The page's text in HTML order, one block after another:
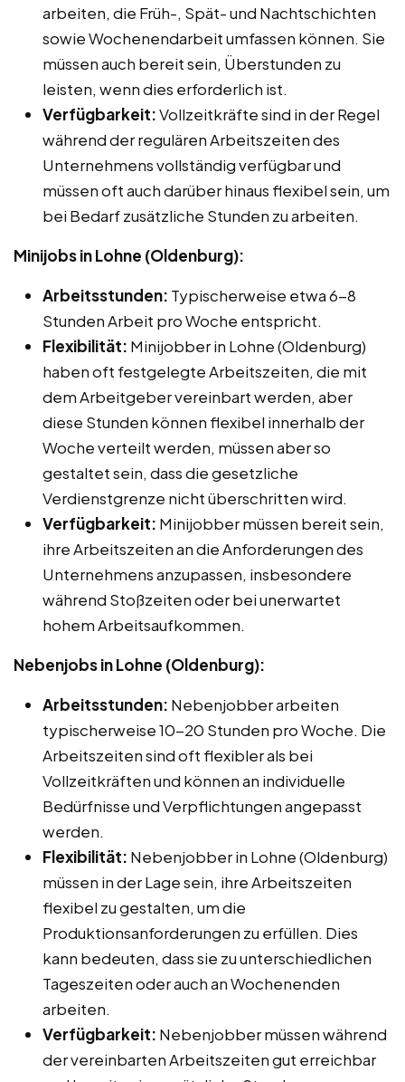
arbeiten, die Früh-, Spät- und Nachtschichten
sowie Wochenendarbeit umfassen können. Sie
müssen auch bereit sein, Überstunden zu
leisten, wenn dies erforderlich ist.
Verfügbarkeit:Vollzeitkräfte sind in der Regel
während der regulären Arbeitszeiten des
Unternehmens vollständig verfügbar und
müssen oft auch darüber hinaus flexibel sein, um
bei Bedarf zusätzliche Stunden zu arbeiten.
Minijobs in Lohne (Oldenburg):
Arbeitsstunden: Typischerweise etwa 6-8
Stunden Arbeit pro Woche entspricht.
Flexibilität: Minijobber in Lohne (Oldenburg)
haben oft festgelegte Arbeitszeiten, die mit
dem Arbeitgeber vereinbart werden, aber
diese Stunden können flexibel innerhalb der
Woche verteilt werden, müssen aber so
gestaltet sein, dass die gesetzliche
Verdienstgrenze nicht überschritten wird.
Verfügbarkeit: Minijobber müssen bereit sein,
ihre Arbeitszeiten an die Anforderungen des
Unternehmens anzupassen, insbesondere
während Stoßzeiten oder bei unerwartet
hohem Arbeitsaufkommen.
Nebenjobs in Lohne (Oldenburg):
Arbeitsstunden: Nebenjobber arbeiten
typischerweise 10-20 Stunden pro Woche. Die
Arbeitszeiten sind oft flexibler als bei
Vollzeitkräften und können an individuelle
Bedürfnisse und Verpflichtungen angepasst
werden.
Flexibilität: Nebenjobber in Lohne (Oldenburg)
müssen in der Lage sein, ihre Arbeitszeiten
flexibel zu gestalten, um die
Produktionsanforderungen zu erfüllen. Dies
kann bedeuten, dass sie zu unterschiedlichen
Tageszeiten oder auch an Wochenenden
arbeiten.
Verfügbarkeit: Nebenjobber müssen während
der vereinbarten Arbeitszeiten gut erreichbar